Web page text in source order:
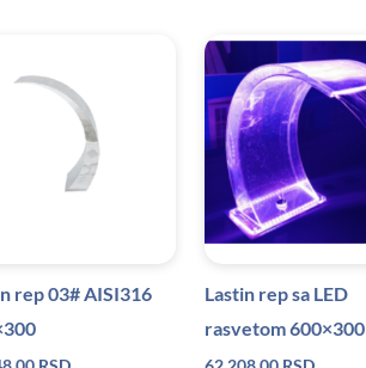
rep 03# AISI316
Lastin rep sa LED
rasvetom 600×300